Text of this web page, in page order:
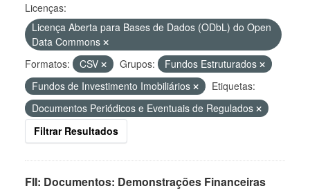
Licenças:
Licença Aberta para Bases de Dados (ODbL) do Open
Data Commons
Formatos:
CSV Grupos:
Fundos Estruturados
Fundos de Investimento Imobiliários
Etiquetas:
Documentos Periódicos e Eventuais de Regulados
Filtrar Resultados
FII: Documentos: Demonstrações Financeiras